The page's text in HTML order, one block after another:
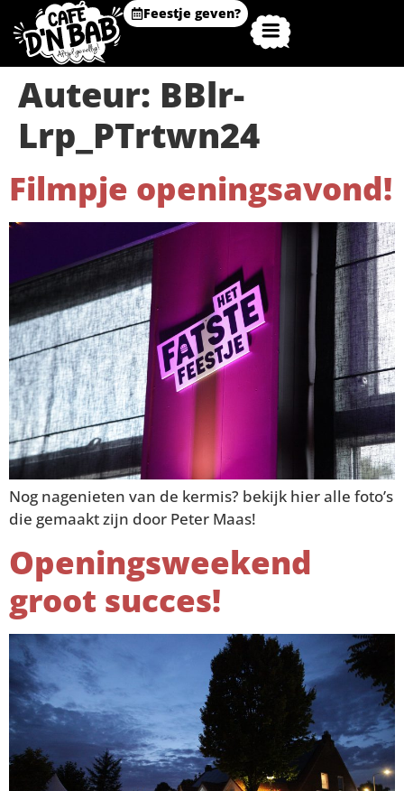
Feestje geven?
Auteur: BBlr-
Lrp_PTrtwn24
Filmpje openingsavond!
Nog nagenieten van de kermis? bekijk hier alle foto’s
die gemaakt zijn door Peter Maas!
Openingsweekend
groot succes!